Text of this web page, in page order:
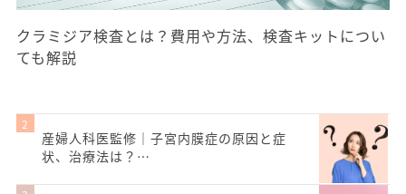
クラミジア検査とは？費用や方法、検査キットについ
ても解説
産婦人科医監修｜子宮内膜症の原因と症
状、治療法は？…